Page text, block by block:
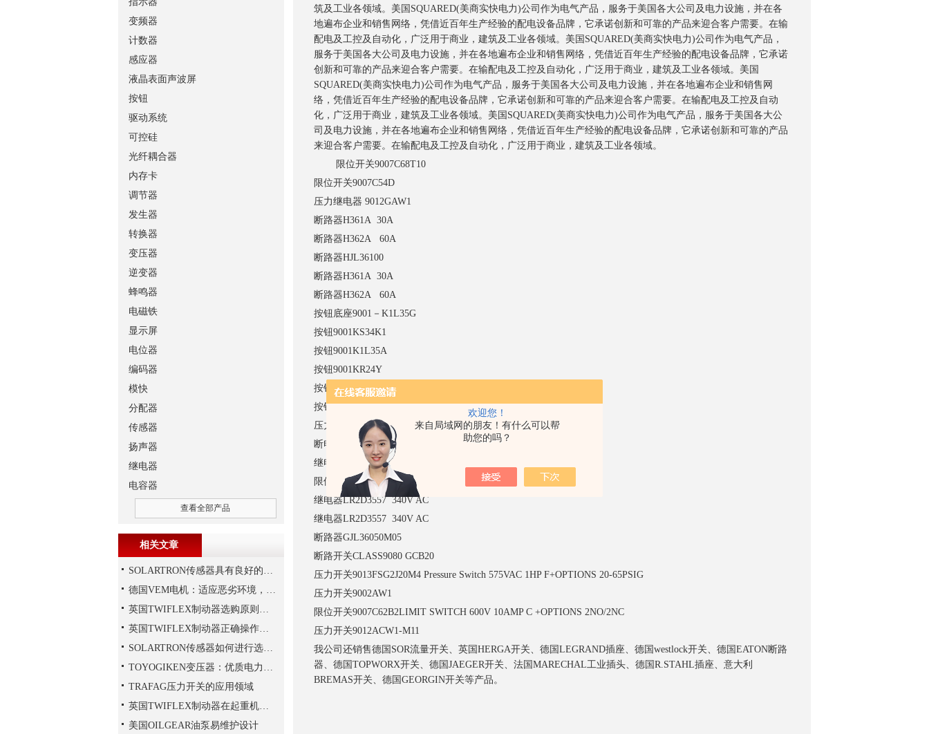
欢迎您！
来自局域网的朋友！有什么可以帮
助您的吗？
筑及工业各领域。 美国SQUARED(美商实快电力)公司作为电气产品，服务于美国各大公司及电力设施，并在各
地遍布企业和销售网络，凭借近百年生产经验的配电设备品牌，它承诺创新和可靠的产品来迎合客户需要。在输
配电及工控及自动化，广泛用于商业，建筑及工业各领域。 美国SQUARED(美商实快电力)公司作为电气产品，
服务于美国各大公司及电力设施，并在各地遍布企业和销售网络，凭借近百年生产经验的配电设备品牌，它承诺
创新和可靠的产品来迎合客户需要。在输配电及工控及自动化，广泛用于商业，建筑及工业各领域。 美国
SQUARED(美商实快电力)公司作为电气产品，服务于美国各大公司及电力设施，并在各地遍布企业和销售网
络，凭借近百年生产经验的配电设备品牌，它承诺创新和可靠的产品来迎合客户需要。在输配电及工控及自动
化，广泛用于商业，建筑及工业各领域。 美国SQUARED(美商实快电力)公司作为电气产品，服务于美国各大公
司及电力设施，并在各地遍布企业和销售网络，凭借近百年生产经验的配电设备品牌，它承诺创新和可靠的产品
来迎合客户需要。在输配电及工控及自动化，广泛用于商业，建筑及工业各领域。
限位开关9007C68T10
限位开关9007C54D
压力继电器 9012GAW1
断路器H361A 30A
断路器H362A 60A
断路器HJL36100
断路器H361A 30A
断路器H362A 60A
按钮底座9001－K1L35G
按钮9001KS34K1
按钮9001K1L35A
按钮9001KR24Y
按钮
9001KS11B
按钮9001K1L35G
压力继电器9012GAW1
断电器
QO230GFI
继电器
8501XMO60V03
限位开关
9007C54B2
继电器LR2D3557 340V AC
继电器LR2D3557 340V AC
断路器GJL36050M05
断路开关CLASS9080 GCB20
压力开关9013FSG2J20M4 Pressure Switch 575VAC 1HP F+OPTIONS 20-65PSIG
压力开关9002AW1
限位开关9007C62B2LIMIT SWITCH 600V 10AMP C +OPTIONS 2NO/2NC
压力开关9012ACW1-M11
我公司还销售德国SOR流量开关、英国HERGA开关、德国LEGRAND插座、德国westlock开关、德国EATON断路
器、德国TOPWORX开关、德国JAEGER开关、法国MARECHAL工业插头、德国R.STAHL插座、意大利
BREMAS开关、德国GEORGIN开关等产品。
变频器
计数器
感应器
液晶表面声波屏
按钮
驱动系统
可控硅
光纤耦合器
内存卡
调节器
发生器
转换器
变压器
逆变器
蜂鸣器
电磁铁
显示屏
电位器
编码器
模快
分配器
传感器
扬声器
继电器
电容器
查看全部产品
相关文章
SOLARTRON传感器具有良好的稳定性和反应速度
德国VEM电机：适应恶劣环境，保障工业生产连续性
英国TWIFLEX制动器选购原则详解
英国TWIFLEX制动器正确操作方法
SOLARTRON传感器如何进行选择？
TOYOGIKEN变压器：优质电力转换与可靠性的解决方案“
TRAFAG压力开关的应用领域
英国TWIFLEX制动器在起重机作业中出现常见故障的原因
美国OILGEAR油泵易维护设计